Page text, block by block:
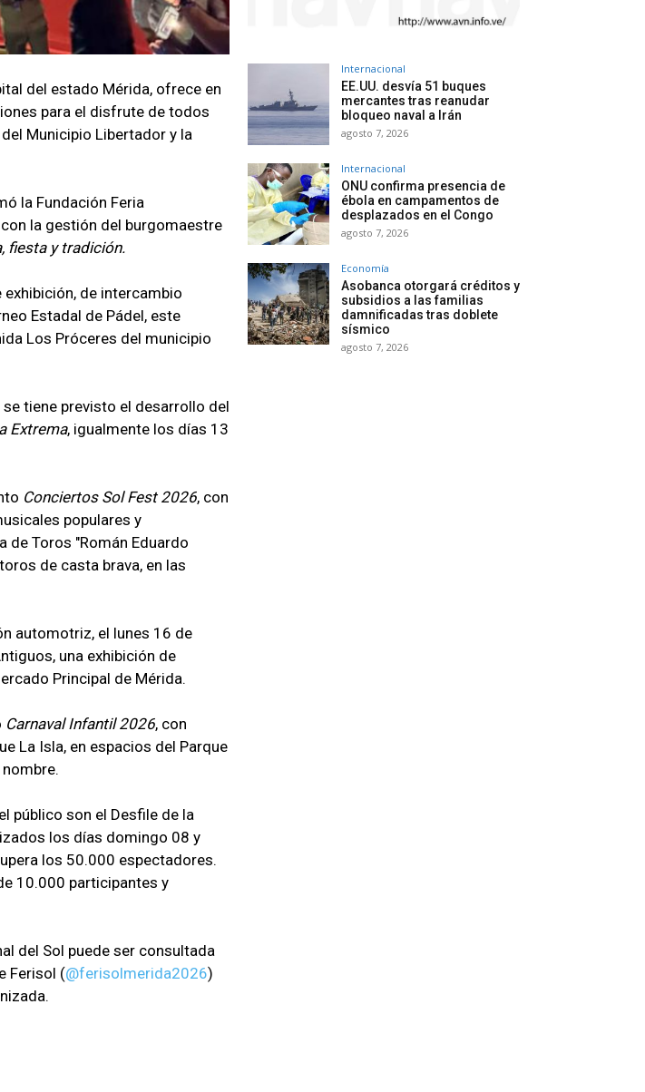
del estado Mérida, ofrece en
para el disfrute de todos
Municipio Libertador y la
la Fundación Feria
la gestión del burgomaestre
fiesta y tradición.
de intercambio
Estadal de Pádel, este
Los Próceres del municipio
se tiene previsto el desarrollo del
Extrema, igualmente los días 13
Conciertos Sol Fest 2026, con
populares y
de Toros "Román Eduardo
de casta brava, en las
automotriz, el lunes 16 de
una exhibición de
Principal de Mérida.
Carnaval Infantil 2026, con
La Isla, en espacios del Parque
público son el Desfile de la
los días domingo 08 y
los 50.000 espectadores.
10.000 participantes y
del Sol puede ser consultada
Ferisol (@ferisolmerida2026)
Internacional
EE.UU. desvía 51 buques
mercantes tras reanudar
bloqueo naval a Irán
agosto 7, 2026
Internacional
ONU confirma presencia de
ébola en campamentos de
desplazados en el Congo
agosto 7, 2026
Economía
Asobanca otorgará créditos y
subsidios a las familias
damnificadas tras doblete
sísmico
agosto 7, 2026